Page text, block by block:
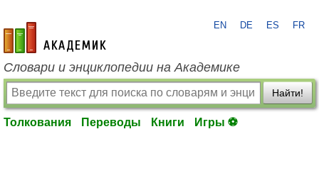
academic.ru
EN DE ES FR
Словари и энциклопедии на Академике
Найти!
Толкования Переводы Книги Игры ⚽